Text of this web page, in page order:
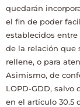
quedarán
el fin de poder
establecidos entre
de la relación que
rellene, o para
Asimismo, de
LOPD-GDD, salvo
en el artículo 30.5